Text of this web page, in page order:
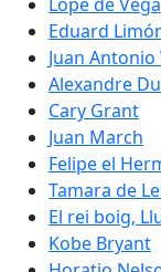
Eduard
Juan
Alexandre
Cary Grant
Juan March
Felipe el
Tamara de
El rei boig,
Kobe Bryant